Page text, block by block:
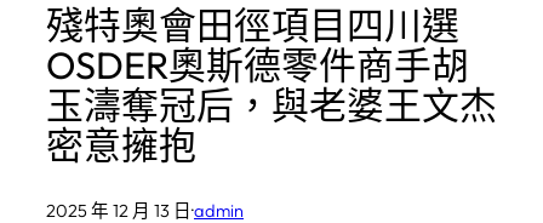
殘特奧會田徑項目四川選
OSDER奧斯德零件商手胡
玉濤奪冠后，與老婆王文杰
密意擁抱
2025 年 12 月 13 日·admin